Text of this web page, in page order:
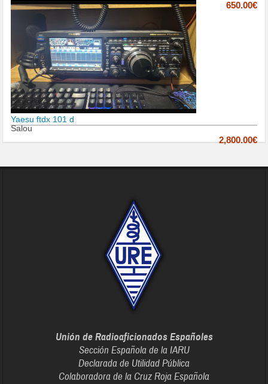
650.00€
Yaesu ftdx 101 d
Salou
2,800.00€
Unión de Radioaficionados Españoles
Sección Española de la IARU
Declarada de Utilidad Pública
Colaboradora de la Cruz Roja Española